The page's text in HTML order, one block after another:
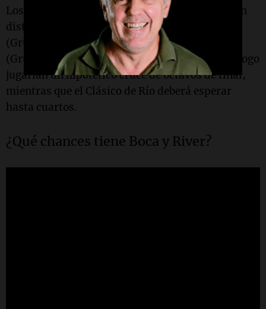
Los cuatro clubes brasileños están repartidos en
distintas zonas: Palmeiras (Grupo A), Botafogo
(Grupo B), Flamengo (Grupo D) y Fluminense
(Grupo F). De momento, solo Palmeiras y Botafogo
jugarían un hipotético cruce de octavos de final,
mientras que el Clásico de Río deberá esperar
hasta cuartos.
¿Qué chances tiene Boca y River?